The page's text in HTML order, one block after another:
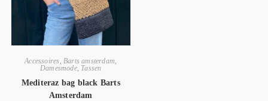
Accessoires , Barts amsterdam,
Damesmode, Tassen
Mediteraz bag black Barts
Amsterdam